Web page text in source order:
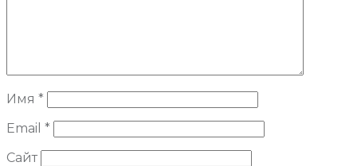
Имя *
Email *
Сайт